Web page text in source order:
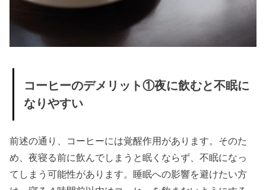
コーヒーのデメリット①夜に飲むと不眠に
なりやすい
前述の通り、コーヒーには覚醒作用があります。そのた
め、夜寝る前に飲んでしまうと眠くならず、不眠になっ
てしまう可能性があります。睡眠への影響を避けたい方